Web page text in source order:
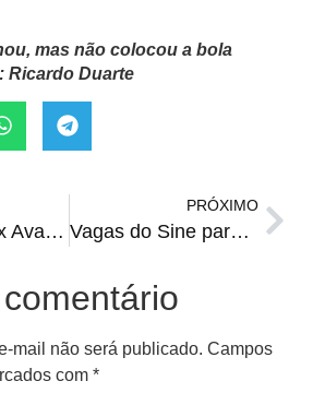
mas não colocou a bola
Ricardo Duarte
Internacional x Avaí: onde assistir, escalações, horário e arbitragem
PRÓXIMO
Vagas do Sine para segunda-feira, 2 de maio
mail não será publicado. Campos
com *